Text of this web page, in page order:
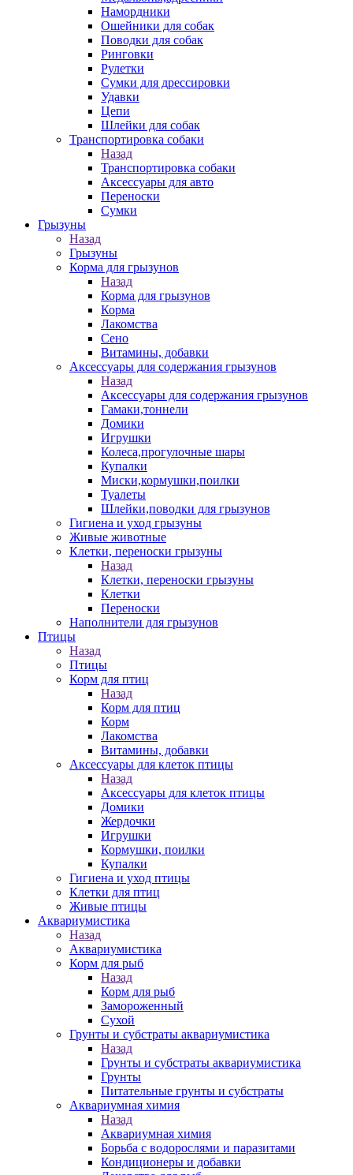
Намордники
Ошейники для собак
Поводки для собак
Ринговки
Рулетки
Сумки для дрессировки
Удавки
Цепи
Шлейки для собак
Транспортировка собаки
Назад
Транспортировка собаки
Аксессуары для авто
Переноски
Сумки
Грызуны
Назад
Грызуны
Корма для грызунов
Назад
Корма для грызунов
Корма
Лакомства
Сено
Витамины, добавки
Аксессуары для содержания грызунов
Назад
Аксессуары для содержания грызунов
Гамаки,тоннели
Домики
Игрушки
Колеса,прогулочные шары
Купалки
Миски,кормушки,поилки
Туалеты
Шлейки,поводки для грызунов
Гигиена и уход грызуны
Живые животные
Клетки, переноски грызуны
Назад
Клетки, переноски грызуны
Клетки
Переноски
Наполнители для грызунов
Птицы
Назад
Птицы
Корм для птиц
Назад
Корм для птиц
Корм
Лакомства
Витамины, добавки
Аксессуары для клеток птицы
Назад
Аксессуары для клеток птицы
Домики
Жердочки
Игрушки
Кормушки, поилки
Купалки
Гигиена и уход птицы
Клетки для птиц
Живые птицы
Аквариумистика
Назад
Аквариумистика
Корм для рыб
Назад
Корм для рыб
Замороженный
Сухой
Грунты и субстраты аквариумистика
Назад
Грунты и субстраты аквариумистика
Грунты
Питательные грунты и субстраты
Аквариумная химия
Назад
Аквариумная химия
Борьба с водорослями и паразитами
Кондиционеры и добавки